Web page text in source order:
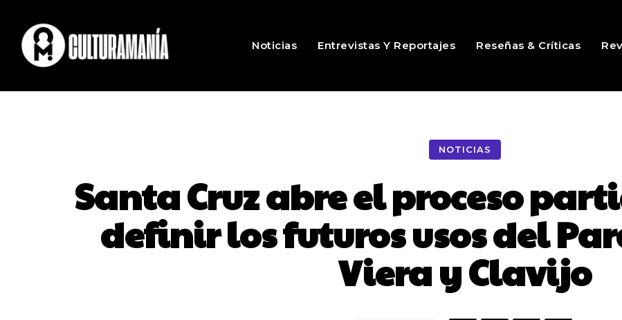
Noticias Entrevistas Y Reportajes Reseñas & Críticas
NOTICIAS
Santa Cruz abre el proceso
definir los futuros usos del
Viera y Clavijo